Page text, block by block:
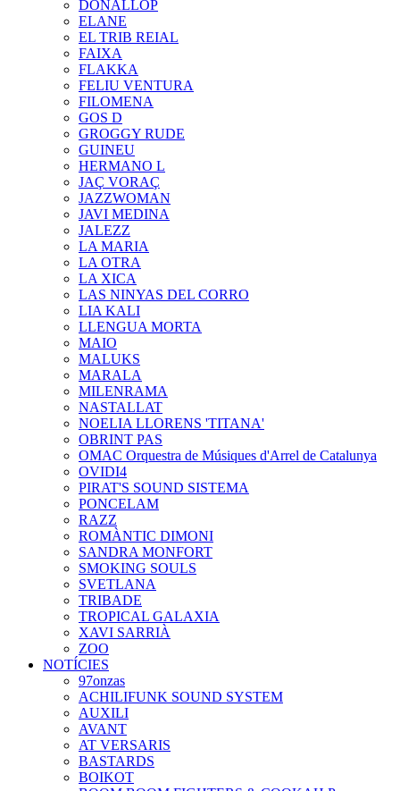
DONALLOP
ELANE
EL TRIB REIAL
FAIXA
FLAKKA
FELIU VENTURA
FILOMENA
GOS D
GROGGY RUDE
GUINEU
HERMANO L
JAÇ VORAÇ
JAZZWOMAN
JAVI MEDINA
JALEZZ
LA MARIA
LA OTRA
LA XICA
LAS NINYAS DEL CORRO
LIA KALI
LLENGUA MORTA
MAIO
MALUKS
MARALA
MILENRAMA
NASTALLAT
NOELIA LLORENS 'TITANA'
OBRINT PAS
OMAC Orquestra de Músiques d'Arrel de Catalunya
OVIDI4
PIRAT'S SOUND SISTEMA
PONCELAM
RAZZ
ROMÀNTIC DIMONI
SANDRA MONFORT
SMOKING SOULS
SVETLANA
TRIBADE
TROPICAL GALAXIA
XAVI SARRIÀ
ZOO
NOTÍCIES
97onzas
ACHILIFUNK SOUND SYSTEM
AUXILI
AVANT
AT VERSARIS
BASTARDS
BOIKOT